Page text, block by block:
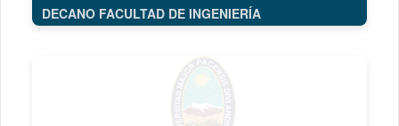
DECANO FACULTAD DE INGENIERÍA